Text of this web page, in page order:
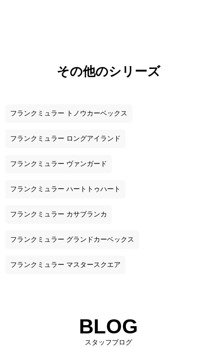
その他のシリーズ
フランクミュラー トノウカーベックス
フランクミュラー ロングアイランド
フランクミュラー ヴァンガード
フランクミュラー ハートトゥハート
フランクミュラー カサブランカ
フランクミュラー グランドカーベックス
フランクミュラー マスタースクエア
BLOG
スタッフブログ